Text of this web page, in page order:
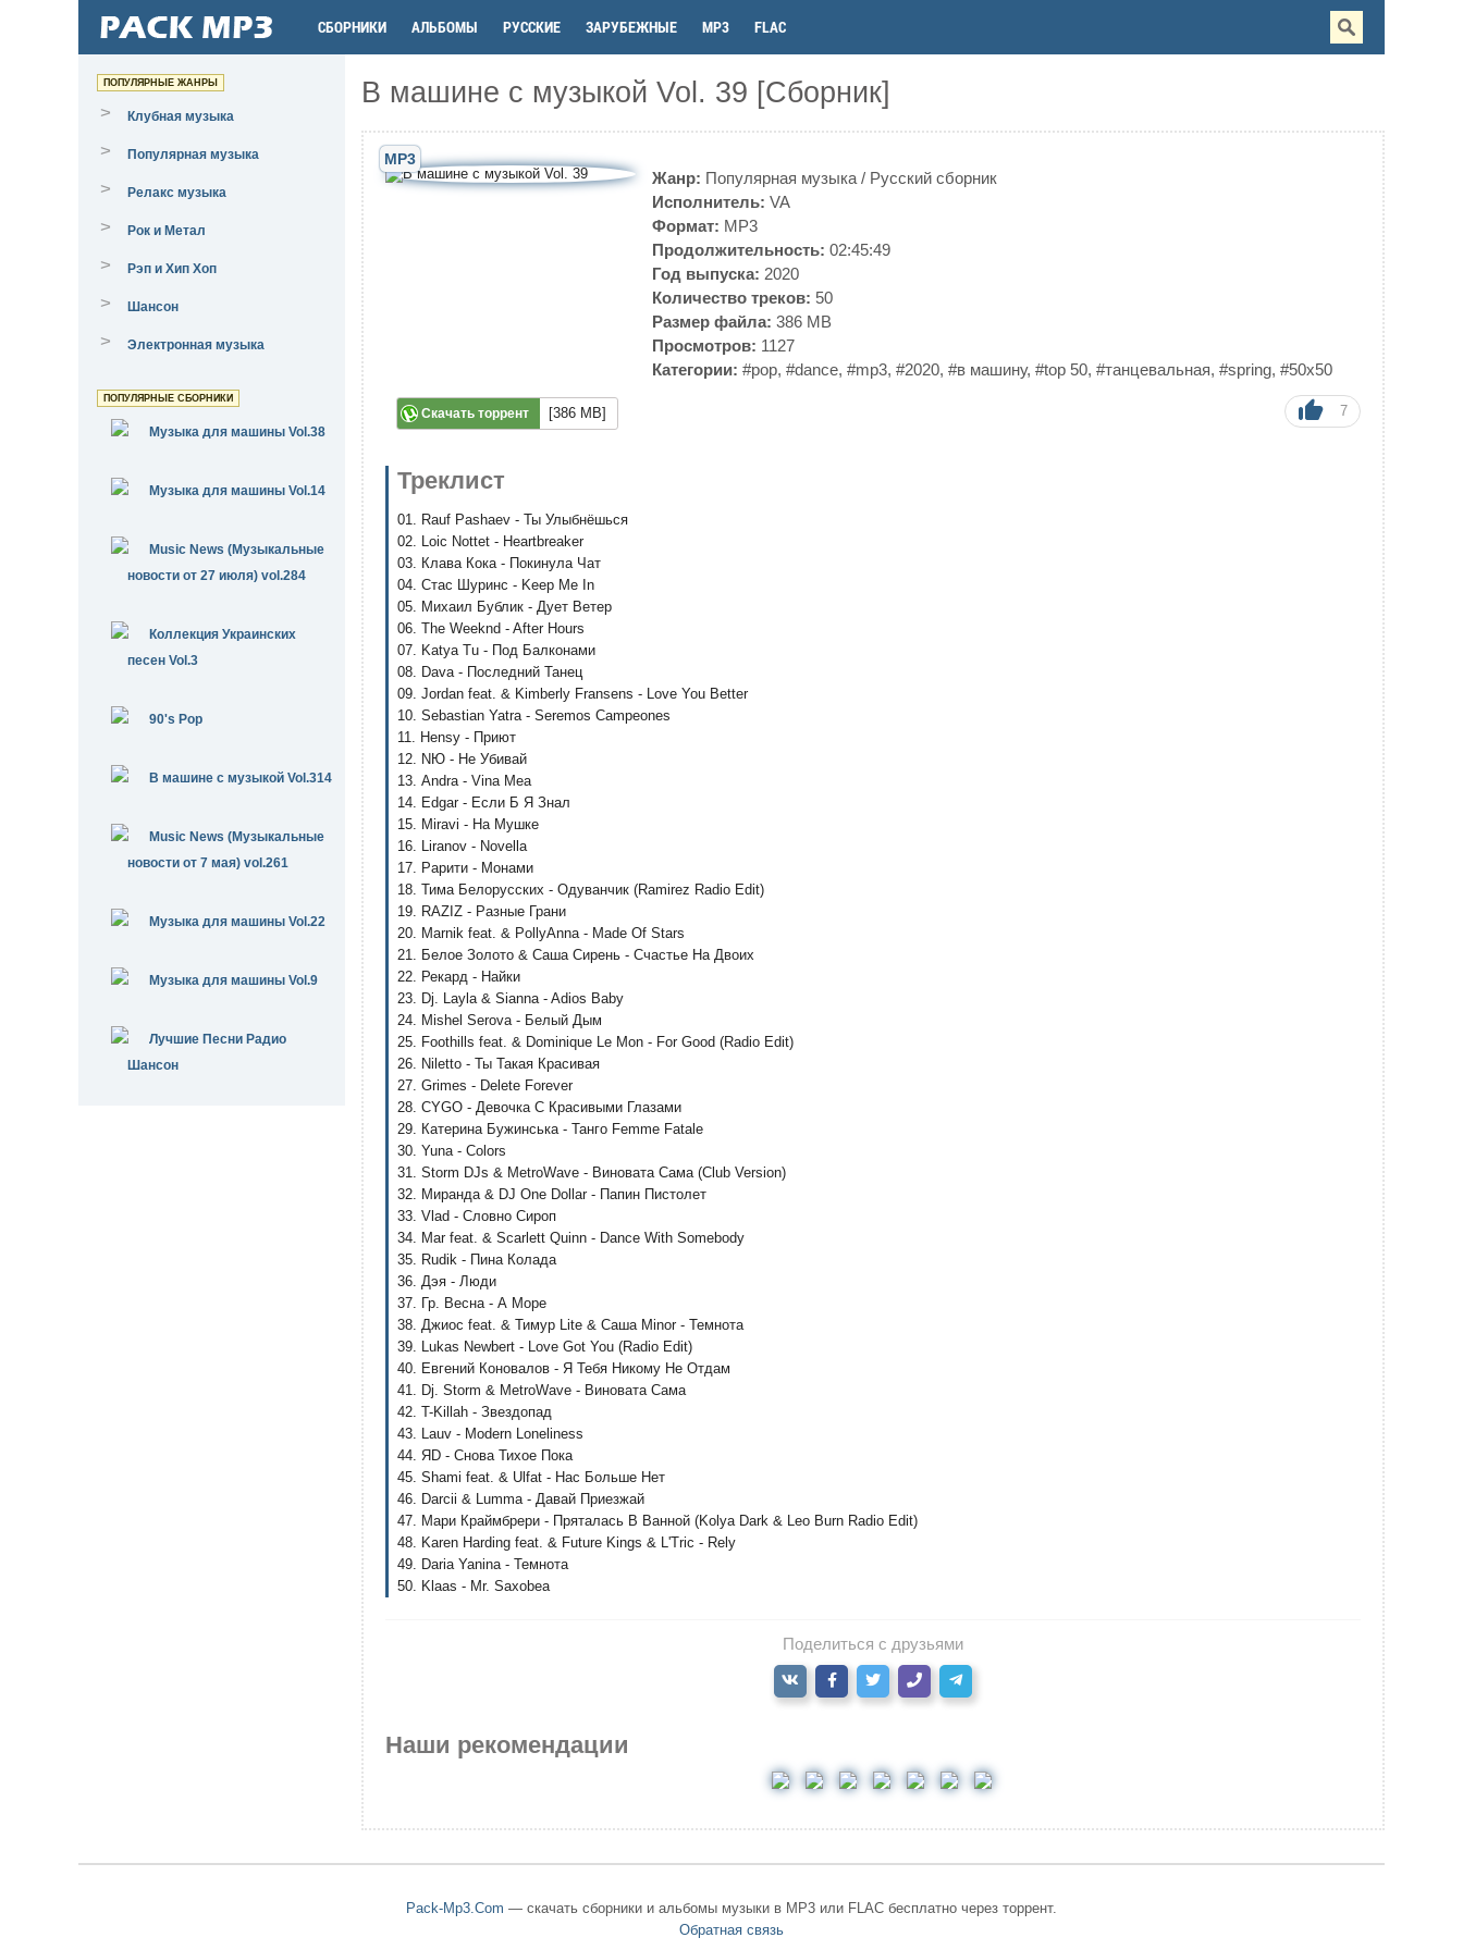
СБОРНИКИ АЛЬБОМЫ РУССКИЕ ЗАРУБЕЖНЫЕ MP3 FLAC
В машине с музыкой Vol. 39 [Сборник]
MP3
Жанр: Популярная музыка / Русский сборник
Исполнитель: VA
Формат: MP3
Продолжительность: 02:45:49
Год выпуска: 2020
Количество треков: 50
Размер файла: 386 MB
Просмотров: 1127
Категории: #pop, #dance, #mp3, #2020, #в машину, #top 50, #танцевальная, #spring, #50x50
Скачать торрент [386 MB] 7
Треклист
01. Rauf Pashaev - Ты Улыбнёшься
02. Loic Nottet - Heartbreaker
03. Клава Кока - Покинула Чат
04. Стас Шуринс - Keep Me In
05. Михаил Бублик - Дует Ветер
06. The Weeknd - After Hours
07. Katya Tu - Под Балконами
08. Dava - Последний Танец
09. Jordan feat. & Kimberly Fransens - Love You Better
10. Sebastian Yatra - Seremos Campeones
11. Hensy - Приют
12. NЮ - Не Убивай
13. Andra - Vina Mea
14. Edgar - Если Б Я Знал
15. Miravi - На Мушке
16. Liranov - Novella
17. Рарити - Монами
18. Тима Белорусских - Одуванчик (Ramirez Radio Edit)
19. RAZIZ - Разные Грани
20. Marnik feat. & PollyAnna - Made Of Stars
21. Белое Золото & Саша Сирень - Счастье На Двоих
22. Рекард - Найки
23. Dj. Layla & Sianna - Adios Baby
24. Mishel Serova - Белый Дым
25. Foothills feat. & Dominique Le Mon - For Good (Radio Edit)
26. Niletto - Ты Такая Красивая
27. Grimes - Delete Forever
28. CYGO - Девочка С Красивыми Глазами
29. Катерина Бужинська - Танго Femme Fatale
30. Yuna - Colors
31. Storm DJs & MetroWave - Виновата Сама (Club Version)
32. Миранда & DJ One Dollar - Папин Пистолет
33. Vlad - Словно Сироп
34. Mar feat. & Scarlett Quinn - Dance With Somebody
35. Rudik - Пина Колада
36. Дэя - Люди
37. Гр. Весна - А Море
38. Джиос feat. & Тимур Lite & Саша Minor - Темнота
39. Lukas Newbert - Love Got You (Radio Edit)
40. Евгений Коновалов - Я Тебя Никому Не Отдам
41. Dj. Storm & MetroWave - Виновата Сама
42. T-Killah - Звездопад
43. Lauv - Modern Loneliness
44. ЯD - Снова Тихое Пока
45. Shami feat. & Ulfat - Нас Больше Нет
46. Darcii & Lumma - Давай Приезжай
47. Мари Краймбрери - Пряталась В Ванной (Kolya Dark & Leo Burn Radio Edit)
48. Karen Harding feat. & Future Kings & L'Tric - Rely
49. Daria Yanina - Темнота
50. Klaas - Mr. Saxobea
Поделиться с друзьями
Наши рекомендации
ПОПУЛЯРНЫЕ ЖАНРЫ
> Клубная музыка
> Популярная музыка
> Релакс музыка
> Рок и Метал
> Рэп и Хип Хоп
> Шансон
> Электронная музыка
ПОПУЛЯРНЫЕ СБОРНИКИ
Музыка для машины Vol.38
Музыка для машины Vol.14
Music News (Музыкальные
новости от 27 июля) vol.284
Коллекция Украинских
песен Vol.3
90's Pop
В машине с музыкой Vol.314
Music News (Музыкальные
новости от 7 мая) vol.261
Музыка для машины Vol.22
Музыка для машины Vol.9
Лучшие Песни Радио
Шансон
Pack-Mp3.Com — скачать сборники и альбомы музыки в MP3 или FLAC бесплатно через торрент.
Обратная связь